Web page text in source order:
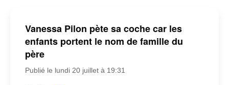
Vanessa Pilon pète sa coche car les
enfants portent le nom de famille du
père
Publié le lundi 20 juillet à 19:31